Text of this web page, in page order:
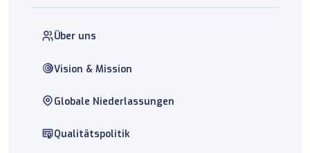
Über uns
Vision & Mission
Globale Niederlassungen
Qualitätspolitik